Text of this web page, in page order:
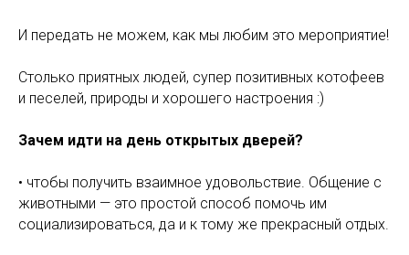
И передать не можем, как мы любим это мероприятие!
Столько приятных людей, супер позитивных котофеев
и песелей, природы и хорошего настроения :)
Зачем идти на день открытых дверей?
• чтобы получить взаимное удовольствие. Общение с
животными — это простой способ помочь им
социализироваться, да и к тому же прекрасный отдых.